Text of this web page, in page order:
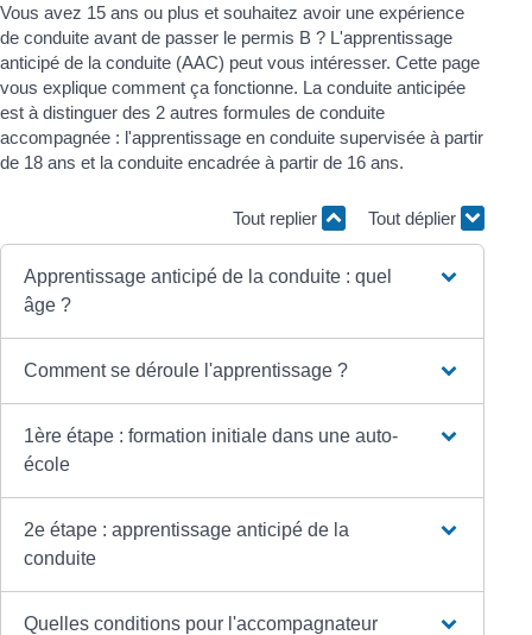
Vous avez 15 ans ou plus et souhaitez avoir une expérience
de conduite avant de passer le permis B ? L'apprentissage
anticipé de la conduite (AAC) peut vous intéresser. Cette page
vous explique comment ça fonctionne. La conduite anticipée
est à distinguer des 2 autres formules de conduite
accompagnée : l'apprentissage en conduite supervisée à partir
de 18 ans et la conduite encadrée à partir de 16 ans.
Tout replier Tout déplier
Apprentissage anticipé de la conduite : quel
âge ?
Comment se déroule l'apprentissage ?
1ère étape : formation initiale dans une auto-
école
2e étape : apprentissage anticipé de la
conduite
Quelles conditions pour l'accompagnateur